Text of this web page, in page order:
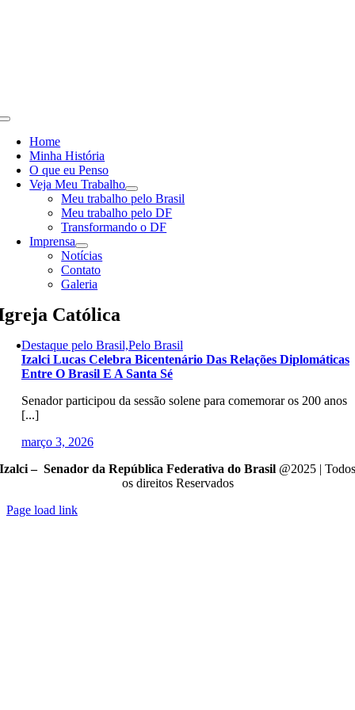
Toggle
NavigationHome
Minha História
O que eu Penso
Veja Meu Trabalho
Meu trabalho pelo Brasil
Meu trabalho pelo DF
Transformando o DF
Imprensa
Notícias
Contato
Galeria
Católica
Destaque pelo Brasil,Pelo Brasil
Izalci Lucas Celebra Bicentenário Das Relações Diplomáticas
Entre O Brasil E A Santa Sé
Senador participou da sessão solene para comemorar os 200 anos
[...]
março 3, 2026
Izalci – Senador da República Federativa do Brasil @2025 | Todos
os direitos Reservados
Page load link